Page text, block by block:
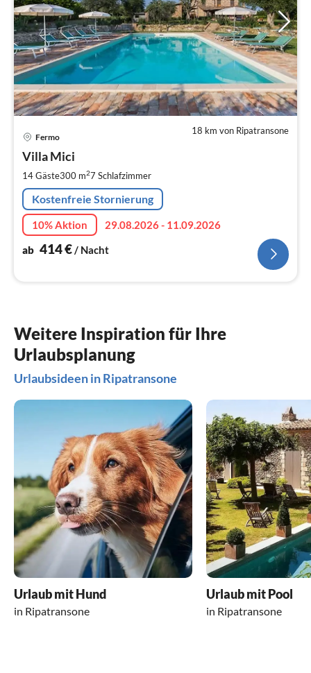
18 km von Ripatransone
Fermo
Villa Mici
14 Gäste300 m27 Schlafzimmer
Kostenfreie Stornierung
10% Aktion
29.08.2026 - 11.09.2026
ab 414€/ Nacht
Weitere Inspiration für Ihre
Urlaubsplanung
Urlaubsideen in Ripatransone
Urlaub mit Hund
in Ripatransone
Urlaub mit Pool
in Ripatransone